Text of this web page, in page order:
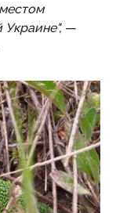
Украине", —